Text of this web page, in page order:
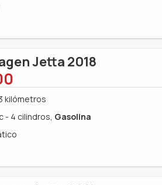
Jetta 2018
kilómetros
- 4 cilindros, Gasolina